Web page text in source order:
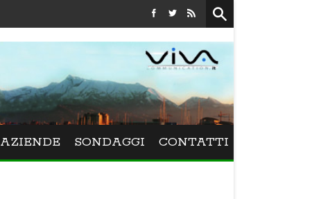
Festival La Versiliana - La direttrice lucchese Beatrice
AZIENDE SONDAGGI CONTATTI